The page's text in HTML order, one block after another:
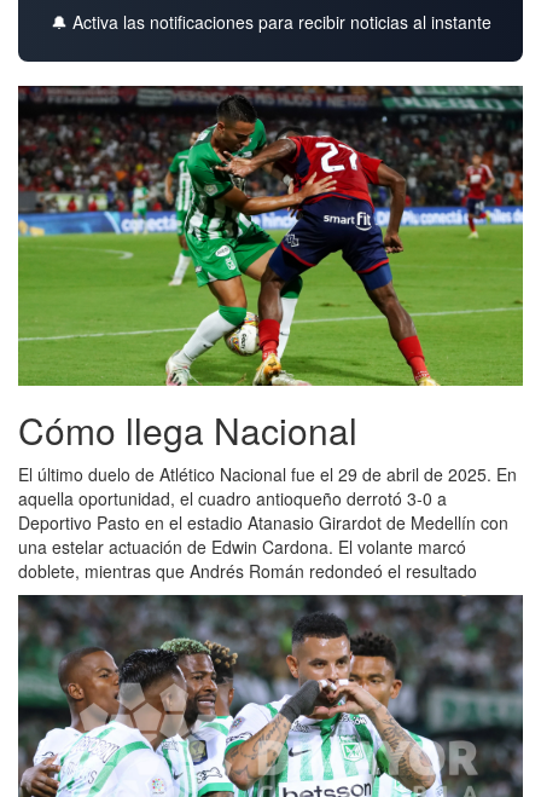
🔔 Activa las notificaciones para recibir noticias al instante
Cómo llega Nacional
El último duelo de Atlético Nacional fue el 29 de abril de 2025. En
aquella oportunidad, el cuadro antioqueño derrotó 3-0 a
Deportivo Pasto en el estadio Atanasio Girardot de Medellín con
una estelar actuación de Edwin Cardona. El volante marcó
doblete, mientras que Andrés Román redondeó el resultado